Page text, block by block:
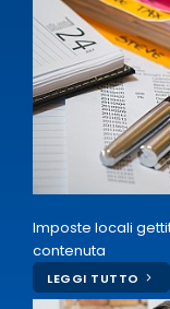
Imposte locali
contenuta
LEGGI TUTTO